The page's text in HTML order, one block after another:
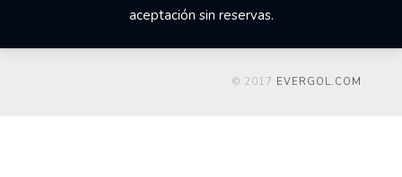
aceptación sin reservas.
© 2017 EVERGOL.COM